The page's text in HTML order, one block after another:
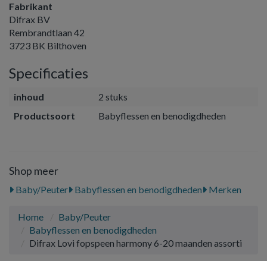
Fabrikant
Difrax BV
Rembrandtlaan 42
3723 BK Bilthoven
Specificaties
inhoud
2 stuks
Productsoort
Babyflessen en benodigdheden
Shop meer
Baby/Peuter Babyflessen en benodigdheden Merken
Home
Baby/Peuter
Babyflessen en benodigdheden
Difrax Lovi fopspeen harmony 6-20 maanden assorti